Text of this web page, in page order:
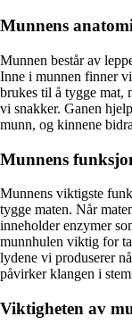
Munnens
Munnen består av
Inne i munnen finner
brukes til å tygge mat,
vi snakker. Ganen
munn, og kinnene
Munnens
Munnens viktigste
tygge maten. Når
inneholder enzymer
munnhulen viktig for
lydene vi produserer
påvirker klangen i
Viktigheten av